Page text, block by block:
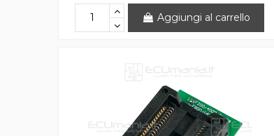
Aggiungi al carrello